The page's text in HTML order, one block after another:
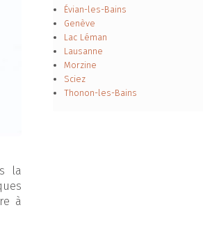
la
à
Évian-les-Bains
Genève
Lac Léman
Lausanne
Morzine
Sciez
Thonon-les-Bains